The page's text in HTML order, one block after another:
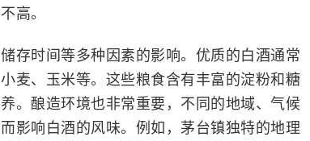
高。
存时间等多种因素的影响。优质的白酒通常
麦、玉米等。这些粮食含有丰富的淀粉和糖
。酿造环境也非常重要，不同的地域、气候
影响白酒的风味。例如，茅台镇独特的地理